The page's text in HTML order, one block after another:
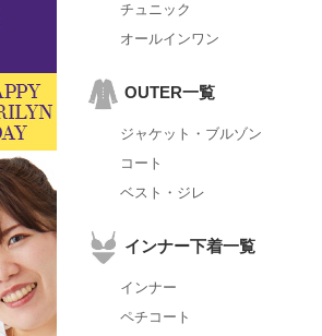
チュニック
オールインワン
OUTER一覧
ジャケット・ブルゾン
コート
ベスト・ジレ
インナー下着一覧
インナー
ペチコート